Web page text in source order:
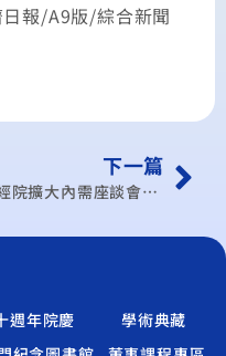
報/A9版/綜合新聞
下一篇
中經院擴大內需座談會 學者：政府先射箭再畫靶 難收效
週年院慶
學術典藏